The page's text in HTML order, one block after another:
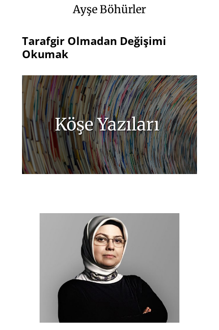
Ayşe Böhürler
Tarafgir Olmadan Değişimi
Okumak
Köşe Yazıları